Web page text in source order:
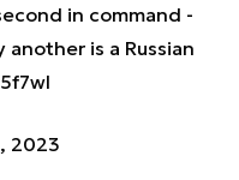
in command -
is a Russian
2023